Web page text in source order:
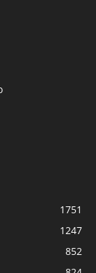
1751
1247
852